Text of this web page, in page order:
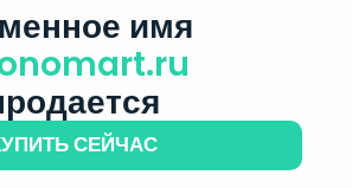
имя
СЕЙЧАС